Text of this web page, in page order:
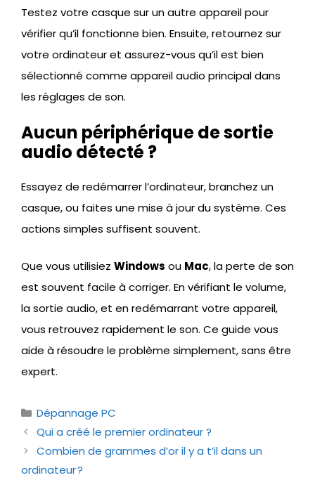
Testez votre casque sur un autre appareil pour
vérifier qu’il fonctionne bien. Ensuite, retournez sur
votre ordinateur et assurez-vous qu’il est bien
sélectionné comme appareil audio principal dans
les réglages de son.
Aucun périphérique de sortie
audio détecté ?
Essayez de redémarrer l’ordinateur, branchez un
casque, ou faites une mise à jour du système. Ces
actions simples suffisent souvent.
Que vous utilisiez Windows ou Mac, la perte de son
est souvent facile à corriger. En vérifiant le volume,
la sortie audio, et en redémarrant votre appareil,
vous retrouvez rapidement le son. Ce guide vous
aide à résoudre le problème simplement, sans être
expert.
Catégories
Dépannage PC
Qui a créé le premier ordinateur ?
Combien de grammes d’or il y a t’il dans un
ordinateur ?